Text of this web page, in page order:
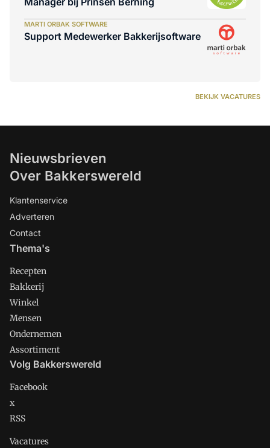
MARTI ORBAK SOFTWARE
Support Medewerker Bakkerijsoftware
BEKIJK VACATURES
Nieuwsbrieven
Over Bakkerswereld
Klantenservice
Adverteren
Contact
Thema's
Recepten
Bakkerij
Winkel
Mensen
Ondernemen
Assortiment
Volg Bakkerswereld
Facebook
x
RSS
Vacatures